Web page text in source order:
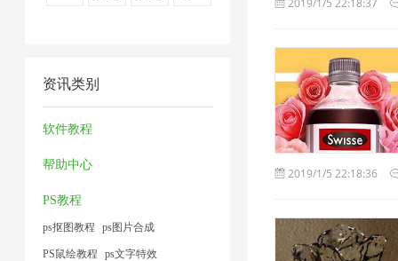
1
法
1
1
1
片
1
压
资讯类别
软件教程
帮助中心
PS教程
ps抠图教程 ps图片合成
PS鼠绘教程 ps文字特效
2019/1/5 22:18:37
2019/1/5 22:18:36